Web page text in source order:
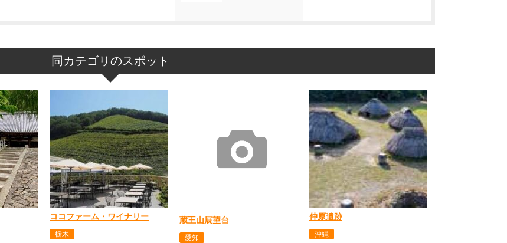
同カテゴリのスポット
ココファーム・ワイナリー
栃木
蔵王山展望台
愛知
仲原遺跡
沖縄